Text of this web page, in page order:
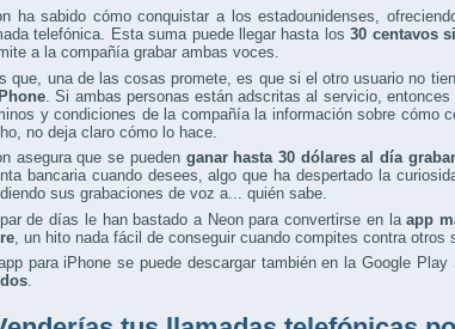
ha sabido cómo conquistar a los estadounidenses,
telefónica. Esta suma puede llegar hasta los30 centavos
a la compañía grabar ambas voces.
que, una de las cosas promete, es que si el otro usuario no
. Si ambas personas están adscritas al servicio,
y condiciones de la compañía la información sobre cómo
no deja claro cómo lo hace.
asegura que se pueden ganar hasta 30 dólares al día
bancaria cuando desees, algo que ha despertado la
sus grabaciones de voz a... quién sabe.
de días le han bastado a Neon para convertirse en laapp
, un hito nada fácil de conseguir cuando compites contra
para iPhone se puede descargar también en la Google
.